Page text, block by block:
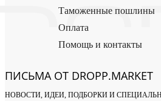
Таможенные пошлины
Оплата
Помощь и контакты
ПИСЬМА ОТ DROPP.MARKET
НОВОСТИ, ИДЕИ, ПОДБОРКИ И